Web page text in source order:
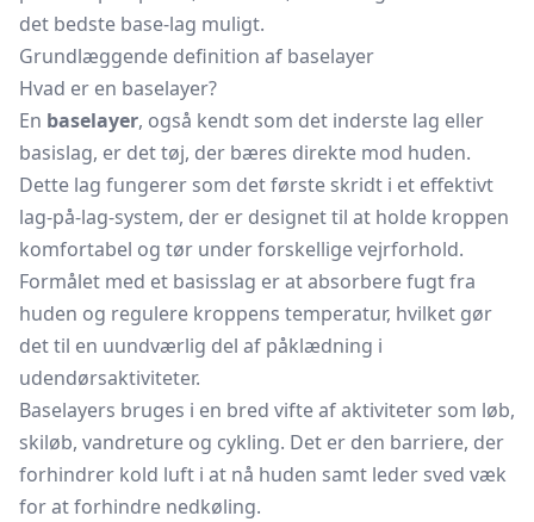
det bedste base-lag muligt.
Grundlæggende definition af baselayer
Hvad er en baselayer?
En baselayer, også kendt som det inderste lag eller
basislag, er det tøj, der bæres direkte mod huden.
Dette lag fungerer som det første skridt i et effektivt
lag-på-lag-system, der er designet til at holde kroppen
komfortabel og tør under forskellige vejrforhold.
Formålet med et basisslag er at absorbere fugt fra
huden og regulere kroppens temperatur, hvilket gør
det til en uundværlig del af påklædning i
udendørsaktiviteter.
Baselayers bruges i en bred vifte af aktiviteter som løb,
skiløb, vandreture og cykling. Det er den barriere, der
forhindrer kold luft i at nå huden samt leder sved væk
for at forhindre nedkøling.